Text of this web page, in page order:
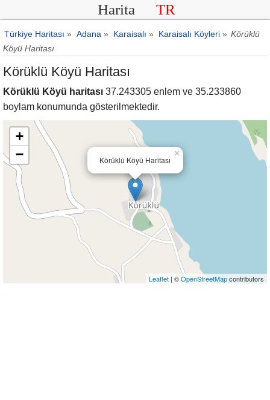
Harita TR
Türkiye Haritası » Adana » Karaisalı » Karaisalı Köyleri » Körüklü
Köyü Haritası
Körüklü Köyü Haritası
Körüklü Köyü haritası 37.243305 enlem ve 35.233860
boylam konumunda gösterilmektedir.
Körüklü Köyü Haritası
×
+
−
Leaflet | ©OpenStreetMapcontributors